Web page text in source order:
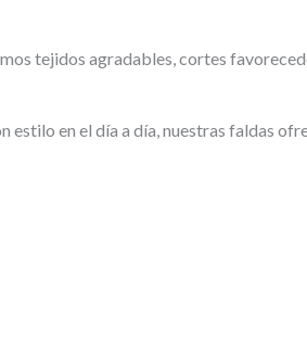
tejidos agradables, cortes
estilo en el día a día, nuestras faldas